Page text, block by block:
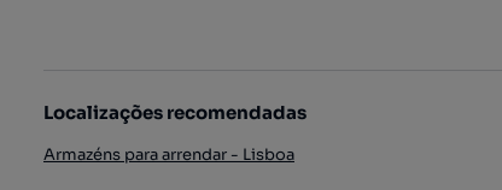
Localizações recomendadas
Armazéns para arrendar - Lisboa